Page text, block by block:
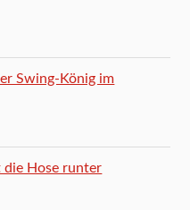
Swing-König im
die Hose runter